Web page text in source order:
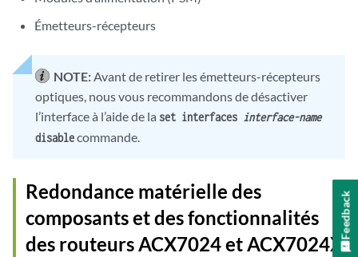
Émetteurs-récepteurs
NOTE:Avant de retirer les émetteurs-récepteurs
optiques, nous vous recommandons de désactiver
l’interface à l’aide de la set interfaces interface-name
disablecommande.
Redondance matérielle des
composants et des fonctionnalités
des routeurs ACX7024 etACX7024X
Feedback